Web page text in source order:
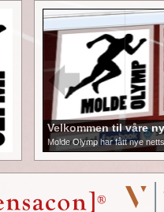
Velkommen til våre
Molde Olymp har fått nye